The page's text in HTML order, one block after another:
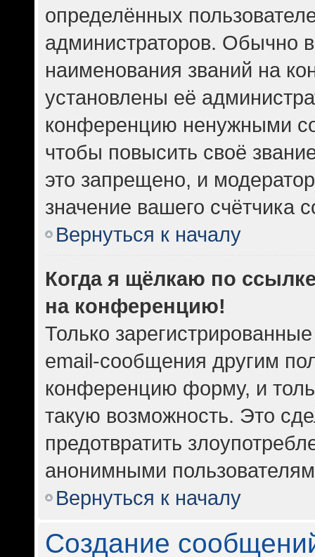
определённых
администраторов. Обычно
наименования званий на
установлены её
конференцию ненужными
чтобы повысить своё
это запрещено, и
значение вашего счётчика
Вернуться к началу
Когда я щёлкаю по
на конференцию!
Только
email-сообщения другим
конференцию форму, и
такую возможность. Это
предотвратить
анонимными
Вернуться к началу
Создание